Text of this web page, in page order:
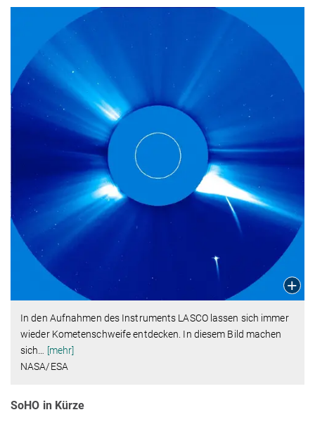
In den Aufnahmen des Instruments LASCO lassen sich immer
wieder Kometenschweife entdecken. In diesem Bild machen
sich
[mehr]
NASA/ESA
SoHO in Kürze